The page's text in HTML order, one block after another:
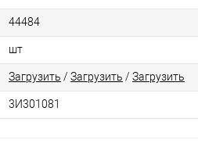
44484
шт
Загрузить / Загрузить / Загрузить
3И301081